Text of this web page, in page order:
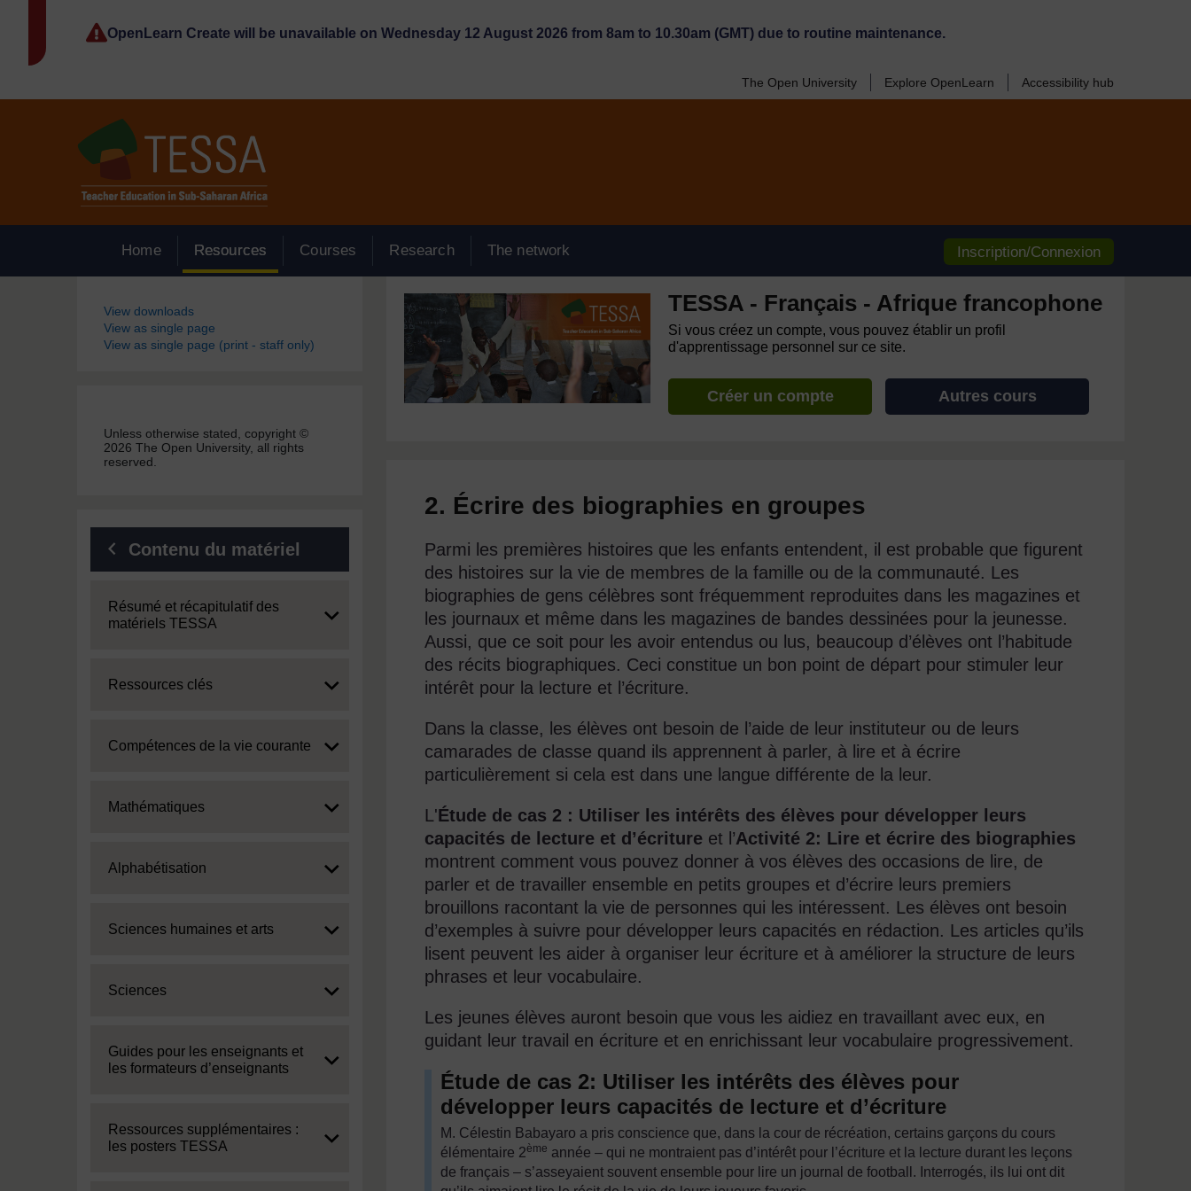
OpenLearn Create will be unavailable on Wednesday 12 August 2026 from 8am to 10.30am (GMT) due to routine maintenance.
The Open University Explore OpenLearn Accessibility hub
Home Resources Courses Research The network Inscription/Connexion
Blocs
View downloads
View as single page
View as single page (print - staff only)
Unless otherwise stated, copyright ©
2026 The Open University, all rights
reserved.
Contenu du matériel
Expand
Résumé et récapitulatif des
matériels TESSA
Expand
Ressources clés
Expand
Compétences de la vie courante
Expand
Mathématiques
Expand
Alphabétisation
Expand
Sciences humaines et arts
Expand
Sciences
Expand
Guides pour les enseignants et
les formateurs d’enseignants
Expand
Ressources supplémentaires :
les posters TESSA
TESSA - Français - Afrique francophone
Si vous créez un compte, vous pouvez établir un profil
d'apprentissage personnel sur ce site.
Créer un compte Autres cours
2. Écrire des biographies en groupes
Parmi les premières histoires que les enfants entendent, il est probable que figurent
des histoires sur la vie de membres de la famille ou de la communauté. Les
biographies de gens célèbres sont fréquemment reproduites dans les magazines et
les journaux et même dans les magazines de bandes dessinées pour la jeunesse.
Aussi, que ce soit pour les avoir entendus ou lus, beaucoup d’élèves ont l’habitude
des récits biographiques. Ceci constitue un bon point de départ pour stimuler leur
intérêt pour la lecture et l’écriture.
Dans la classe, les élèves ont besoin de l’aide de leur instituteur ou de leurs
camarades de classe quand ils apprennent à parler, à lire et à écrire
particulièrement si cela est dans une langue différente de la leur.
L'Étude de cas 2 : Utiliser les intérêts des élèves pour développer leurs
capacités de lecture et d’écriture et l’Activité 2: Lire et écrire des biographies
montrent comment vous pouvez donner à vos élèves des occasions de lire, de
parler et de travailler ensemble en petits groupes et d’écrire leurs premiers
brouillons racontant la vie de personnes qui les intéressent. Les élèves ont besoin
d’exemples à suivre pour développer leurs capacités en rédaction. Les articles qu’ils
lisent peuvent les aider à organiser leur écriture et à améliorer la structure de leurs
phrases et leur vocabulaire.
Les jeunes élèves auront besoin que vous les aidiez en travaillant avec eux, en
guidant leur travail en écriture et en enrichissant leur vocabulaire progressivement.
Étude de cas 2: Utiliser les intérêts des élèves pour
développer leurs capacités de lecture et d’écriture
M. Célestin Babayaro a pris conscience que, dans la cour de récréation, certains garçons du cours
élémentaire 2ème année – qui ne montraient pas d’intérêt pour l’écriture et la lecture durant les leçons
de français – s’asseyaient souvent ensemble pour lire un journal de football. Interrogés, ils lui ont dit